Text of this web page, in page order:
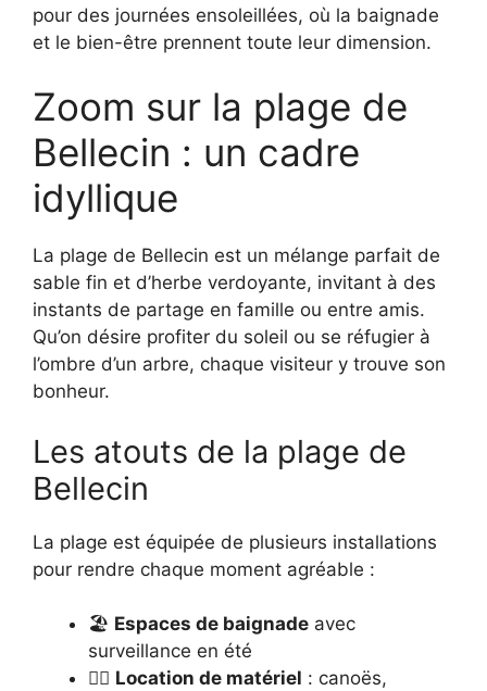
pour des journées ensoleillées, où la baignade
et le bien-être prennent toute leur dimension.
Zoom sur la plage de
Bellecin : un cadre
idyllique
La plage de Bellecin est un mélange parfait de
sable fin et d’herbe verdoyante, invitant à des
instants de partage en famille ou entre amis.
Qu’on désire profiter du soleil ou se réfugier à
l’ombre d’un arbre, chaque visiteur y trouve son
bonheur.
Les atouts de la plage de
Bellecin
La plage est équipée de plusieurs installations
pour rendre chaque moment agréable :
🏖️ Espaces de baignade avec
surveillance en été
🚣‍♂️ Location de matériel : canoës,